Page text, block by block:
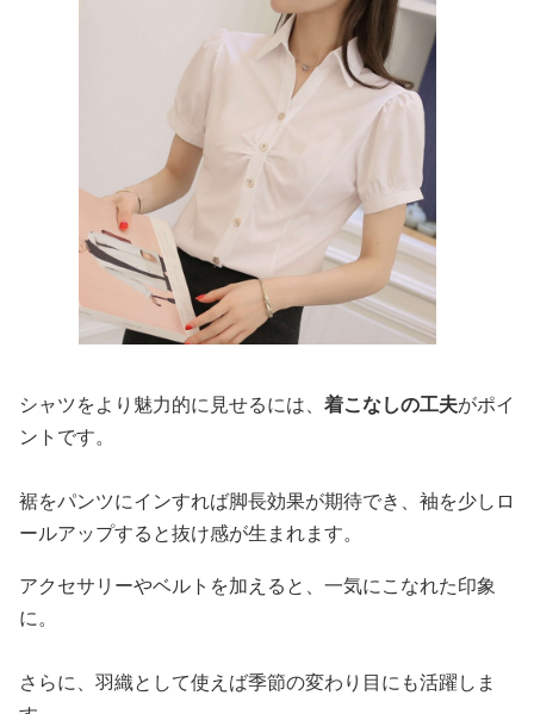
シャツをより魅力的に見せるには、 着こなしの工夫がポイ
ントです。
裾をパンツにインすれば脚長効果が期待でき、袖を少しロ
ールアップすると抜け感が生まれます。
アクセサリーやベルトを加えると、一気にこなれた印象
に。
さらに、羽織として使えば季節の変わり目にも活躍しま